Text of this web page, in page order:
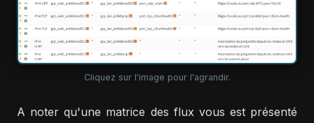
Cliquez sur l'image pour l'agrandir.
A noter qu'une matrice des flux vous est présenté